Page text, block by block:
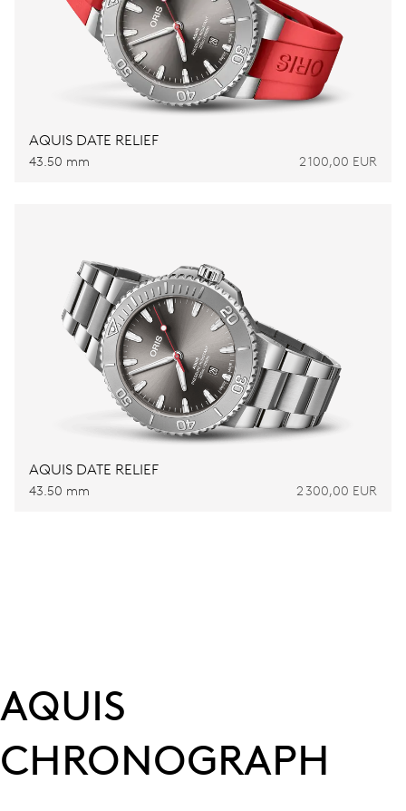
AQUIS DATE RELIEF
43.50 mm 2 100,00 EUR
AQUIS DATE RELIEF
43.50 mm 2 300,00 EUR
AQUIS
CHRONOGRAPH